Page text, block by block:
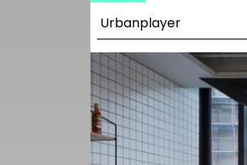
PR-
Urbanplayer